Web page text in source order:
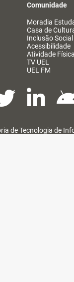
Comunidade
Moradia
Casa de
Inclusão Social
Acessibilidade
Atividade Física
TV UEL
UEL FM
de Tecnologia de